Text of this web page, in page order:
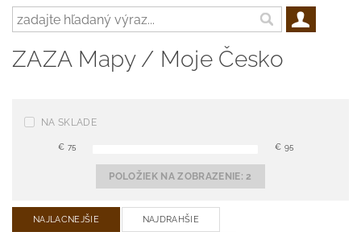
ZAZA Mapy / Moje Česko
NA SKLADE
€ 75 € 95
POLOŽIEK NA ZOBRAZENIE:2
NAJLACNEJŠIE NAJDRAHŠIE